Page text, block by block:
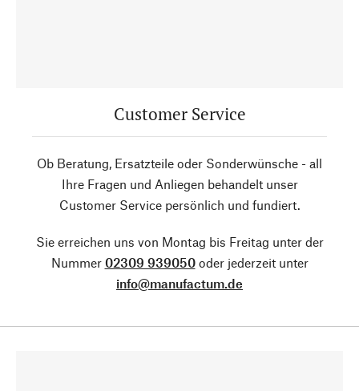
Customer Service
Ob Beratung, Ersatzteile oder Sonderwünsche - all
Ihre Fragen und Anliegen behandelt unser
Customer Service persönlich und fundiert.
Sie erreichen uns von Montag bis Freitag unter der
Nummer 02309 939050oder jederzeit unter
info@manufactum.de